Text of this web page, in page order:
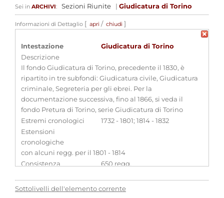
Sei in ARCHIVI: Sezioni Riunite | Giudicatura di Torino
Informazioni di Dettaglio [ apri / chiudi ]
Intestazione
Giudicatura di Torino
Descrizione
Il fondo Giudicatura di Torino, precedente il 1830, è
ripartito in tre subfondi: Giudicatura civile, Giudicatura
criminale, Segreteria per gli ebrei. Per la
documentazione successiva, fino al 1866, si veda il
fondo Pretura di Torino, serie Giudicatura di Torino
Estremi cronologici
1732 - 1801; 1814 - 1832
Estensioni
cronologiche
con alcuni regg. per il 1801 - 1814
Consistenza
650 regg.
Produttori di archivi associati
Sottolivelli dell'elemento corrente